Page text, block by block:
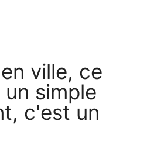
ville, ce
simple
c'est un